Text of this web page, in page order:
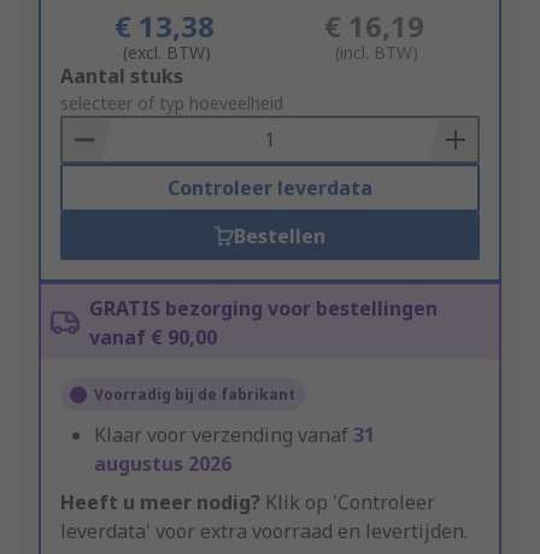
€ 13,38
(excl. BTW)
€ 16,19
(incl. BTW)
Add
to
Basket
Aantal stuks
selecteer of typ hoeveelheid
Controleer leverdata
Bestellen
GRATIS bezorging voor bestellingen
vanaf € 90,00
Voorradig bij de fabrikant
Klaar voor verzending vanaf31
augustus 2026
Heeft u meer nodig? Klik op 'Controleer
leverdata' voor extra voorraad en levertijden.